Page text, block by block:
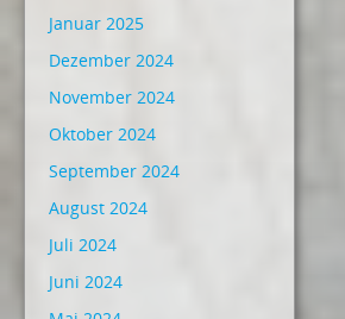
Januar 2025
Dezember 2024
November 2024
Oktober 2024
September 2024
August 2024
Juli 2024
Juni 2024